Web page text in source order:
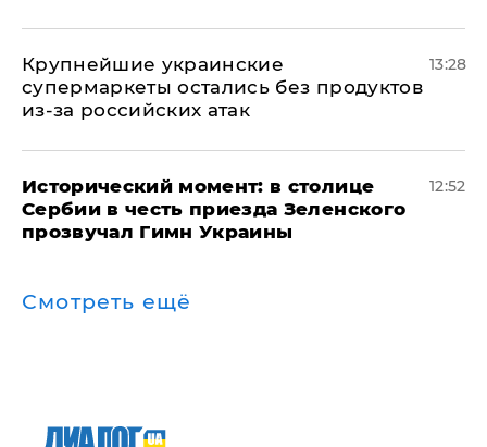
Крупнейшие украинские
супермаркеты остались без продуктов
из-за российских атак
13:28
Исторический момент: в столице
Сербии в честь приезда Зеленского
прозвучал Гимн Украины
12:52
Смотреть ещё